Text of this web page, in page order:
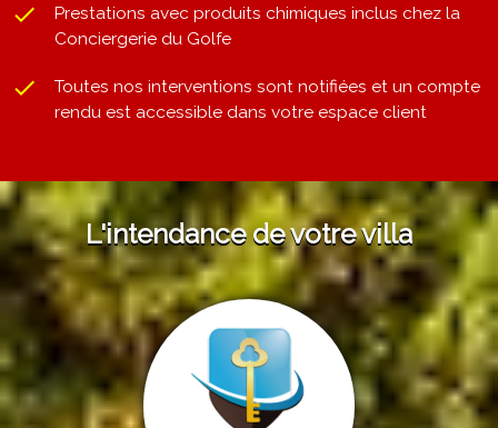
done
Prestations avec produits chimiques inclus chez la
Conciergerie du Golfe
done
Toutes nos interventions sont notifiées et un compte
rendu est accessible dans votre espace client
L'intendance de votre villa